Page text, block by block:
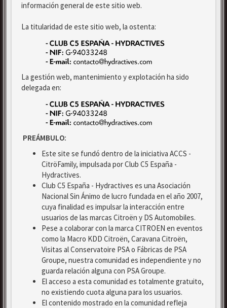
información general de este sitio web.
La titularidad de este sitio web, la ostenta:
La gestión web, mantenimiento y explotación ha sido
delegada en:
PREÁMBULO:
Este site se fundó dentro de la iniciativa ACCS -
CitröFamily, impulsada por Club C5 España -
Hydractives.
Club C5 España - Hydractives es una Asociación
Nacional Sin Ánimo de lucro fundada en el año 2007,
cuya finalidad es impulsar la interacción entre
usuarios de las marcas Citroën y DS Automobiles.
Pese a colaborar con la marca CITROEN en eventos
como la Macro KDD Citroën, Caravana Citroën,
Visitas al Conservatoire PSA o Fábricas de PSA
Groupe, nuestra comunidad es independiente y no
guarda relación alguna con PSA Groupe.
El acceso a esta comunidad es totalmente gratuito,
no existiendo cuota alguna para los usuarios.
El contenido mostrado en la comunidad refleja